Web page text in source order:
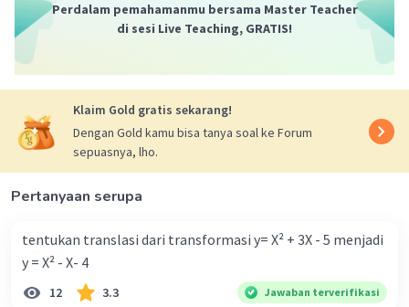
Iklan
Perdalam pemahamanmu bersama Master Teacher
di sesi Live Teaching, GRATIS!
Klaim Gold gratis sekarang!
Dengan Gold kamu bisa tanya soal ke Forum
sepuasnya, lho.
Pertanyaan serupa
tentukan translasi dari transformasi y= X² + 3X - 5 menjadi
y = X² - X- 4
12 3.3 Jawaban terverifikasi